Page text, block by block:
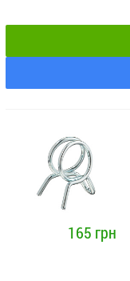
165 грн